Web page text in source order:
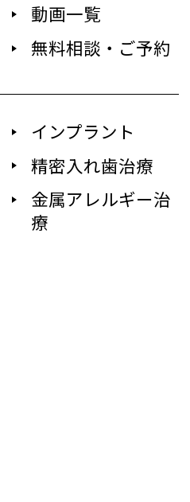
動画一覧
無料相談・ご予約
インプラント
精密入れ歯治療
金属アレルギー治
療